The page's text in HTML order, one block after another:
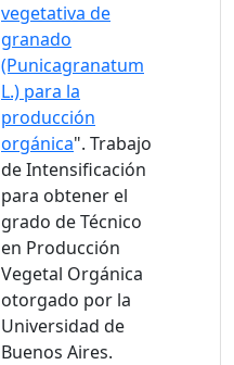
vegetativa de
granado
(Punicagranatum
L.) para la
producción
orgánica". Trabajo
de Intensificación
para obtener el
grado de Técnico
en Producción
Vegetal Orgánica
otorgado por la
Universidad de
Buenos Aires.